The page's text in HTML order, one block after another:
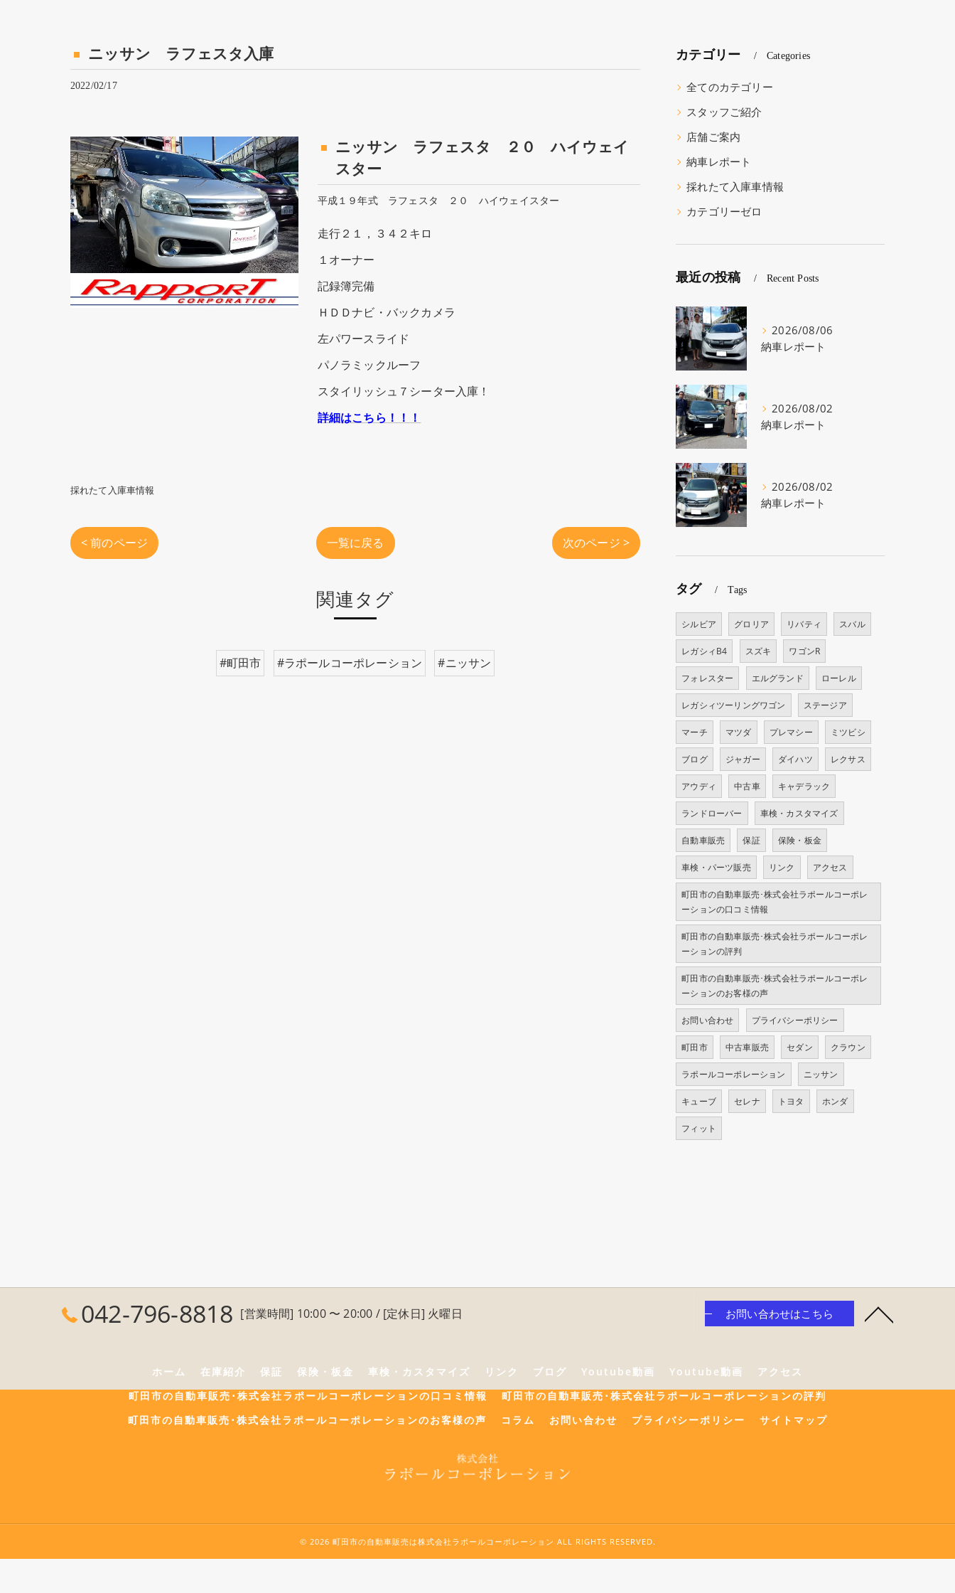
ニッサン ラフェスタ入庫
2022/02/17
ニッサン ラフェスタ ２０ ハイウェイ
スター
平成１９年式 ラフェスタ ２０ ハイウェイスター
走行２１，３４２キロ
１オーナー
記録簿完備
ＨＤＤナビ・バックカメラ
左パワースライド
パノラミックルーフ
スタイリッシュ７シーター入庫！
詳細はこちら！！！
採れたて入庫車情報
< 前のページ 一覧に戻る 次のページ >
関連タグ
#町田市 #ラポールコーポレーション #ニッサン
カテゴリー Categories
全てのカテゴリー
スタッフご紹介
店舗ご案内
納車レポート
採れたて入庫車情報
カテゴリーゼロ
最近の投稿 Recent Posts
2026/08/06
納車レポート
2026/08/02
納車レポート
2026/08/02
納車レポート
タグ Tags
シルビア グロリア リバティ スバル
レガシィB4 スズキ ワゴンR
フォレスター エルグランド ローレル
レガシィツーリングワゴン ステージア
マーチ マツダ プレマシー ミツビシ
ブログ ジャガー ダイハツ レクサス
アウディ 中古車 キャデラック
ランドローバー 車検・カスタマイズ
自動車販売 保証 保険・板金
車検・パーツ販売 リンク アクセス
町田市の自動車販売･株式会社ラポールコーポレ
ーションの口コミ情報
町田市の自動車販売･株式会社ラポールコーポレ
ーションの評判
町田市の自動車販売･株式会社ラポールコーポレ
ーションのお客様の声
お問い合わせ プライバシーポリシー
町田市 中古車販売 セダン クラウン
ラポールコーポレーション ニッサン
キューブ セレナ トヨタ ホンダ
フィット
042-796-8818 [営業時間] 10:00 〜 20:00 / [定休日] 火曜日 お問い合わせはこちら
ホーム 在庫紹介 保証 保険・板金 車検・カスタマイズ リンク ブログ Youtube動画 Youtube動画
アクセス
町田市の自動車販売･株式会社ラポールコーポレーションの口コミ情報
町田市の自動車販売･株式会社ラポールコーポレーションの評判
町田市の自動車販売･株式会社ラポールコーポレーションのお客様の声
コラム お問い合わせ プライバシーポリシー サイトマップ
© 2026 町田市の自動車販売は株式会社ラポールコーポレーション ALL RIGHTS RESERVED.